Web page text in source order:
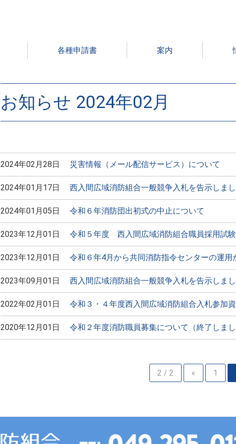
各種申請書 案内
Articles by: mw2pm2vum3
お知らせ 2024年02月
2024年02月28日 災害情報（メール配信サービス）について
2024年01月17日 西入間広域消防組合一般競争入札を告示しま
2024年01月05日 令和６年消防団出初式の中止について
2023年12月01日 令和５年度 西入間広域消防組合職員採用試験
2023年12月01日 令和６年4月から共同消防指令センターの運用
2023年09月01日 西入間広域消防組合一般競争入札を告示しま
2022年02月01日 令和３・４年度西入間広域消防組合入札参加
2020年12月01日 令和２年度消防職員募集について（終了しまし
2 / 2 « 1